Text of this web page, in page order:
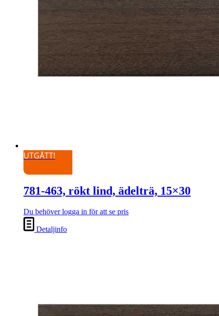
UTGÅTT!
781-463, rökt lind, ädelträ, 15×30
Du behöver logga in för att se pris
Detaljinfo